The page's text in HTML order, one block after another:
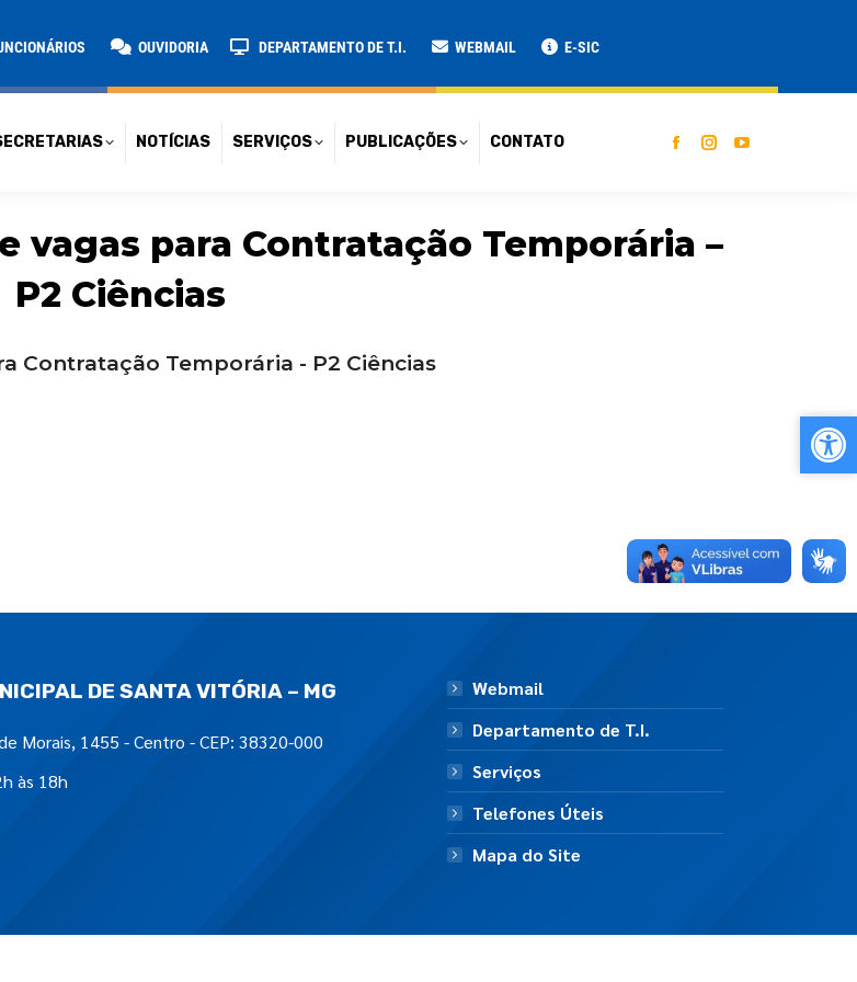
OUVIDORIA DEPARTAMENTO DE T.I. WEBMAIL E-SIC
NOTÍCIAS SERVIÇOS PUBLICAÇÕES CONTATO
vagas para Contratação Temporária –
P2 Ciências
Contratação Temporária - P2 Ciências
DE SANTA VITÓRIA – MG
Morais, 1455 - Centro - CEP: 38320-000
às 18h
Webmail
Departamento de T.I.
Serviços
Telefones Úteis
Mapa do Site